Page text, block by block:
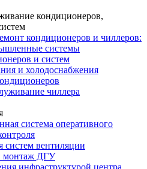
кондиционеров,
кондиционеров и чиллеров:
системы
и систем
и холодоснабжения
чиллера
система оперативного
систем вентиляции
монтаж ДГУ
инфраструктурой центра